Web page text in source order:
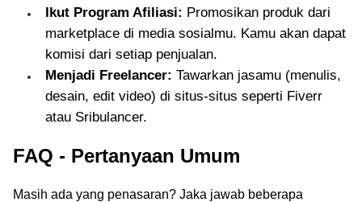
Ikut Program Afiliasi: Promosikan produk dari
marketplace di media sosialmu. Kamu akan dapat
komisi dari setiap penjualan.
Menjadi Freelancer: Tawarkan jasamu (menulis,
desain, edit video) di situs-situs seperti Fiverr
atau Sribulancer.
FAQ - Pertanyaan Umum
Masih ada yang penasaran? Jaka jawab beberapa